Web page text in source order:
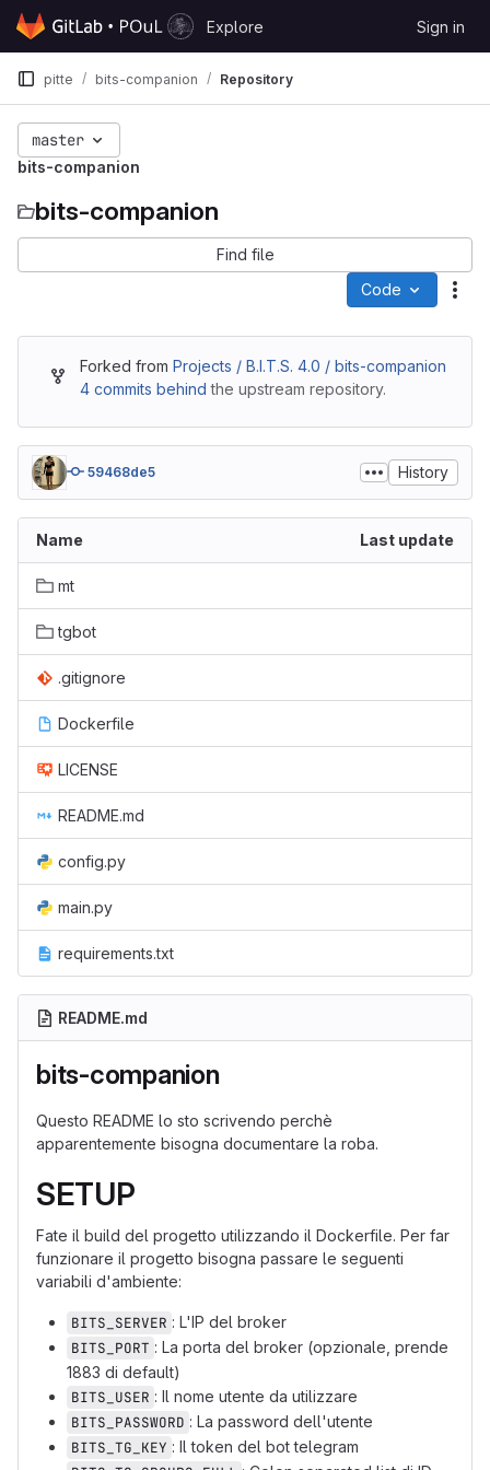
Skip to content
GitLab
Explore Sign in
pitte bits-companion Repository
master
bits-companion
bits-companion
Find file
Code
Forked from Projects / B.I.T.S. 4.0 / bits-companion
4 commits behind the upstream repository.
59468de5 History
Name Last update
mt
tgbot
.gitignore
Dockerfile
LICENSE
README.md
config.py
main.py
requirements.txt
README.md
bits-companion
Questo README lo sto scrivendo perchè
apparentemente bisogna documentare la roba.
SETUP
Fate il build del progetto utilizzando il Dockerfile. Per far
funzionare il progetto bisogna passare le seguenti
variabili d'ambiente:
BITS_SERVER : L'IP del broker
BITS_PORT : La porta del broker (opzionale, prende
1883 di default)
BITS_USER : Il nome utente da utilizzare
BITS_PASSWORD : La password dell'utente
BITS_TG_KEY : Il token del bot telegram